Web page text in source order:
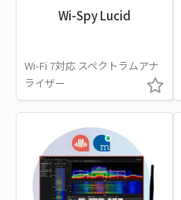
Wi-Spy Lucid
Wi-Fi 7対応 スペクトラムアナ
ライザー